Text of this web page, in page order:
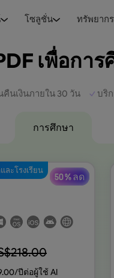
โซลูชั่น ทรัพยากร
เพื่อกา
คืนเงินภายใน 30 วัน บริ
การศึกษา
50 % ลด
ะโรงเรียน
218.00
/ปีต่อผู้ใช้ AI